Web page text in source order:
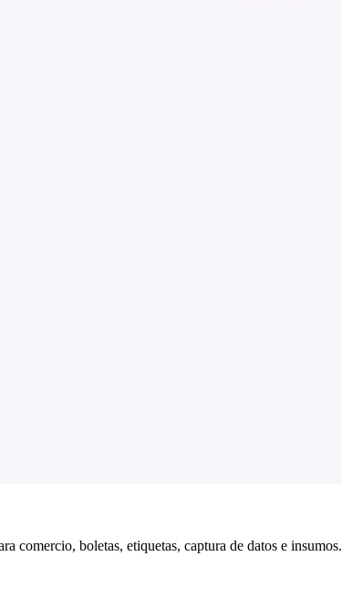
comercio, boletas, etiquetas, captura de datos e insumos.